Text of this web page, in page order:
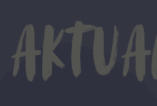
Aktualności